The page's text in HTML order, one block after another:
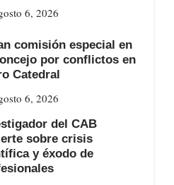
6, 2026
comisión especial en
por conflictos en
Catedral
6, 2026
del CAB
sobre crisis
y éxodo de